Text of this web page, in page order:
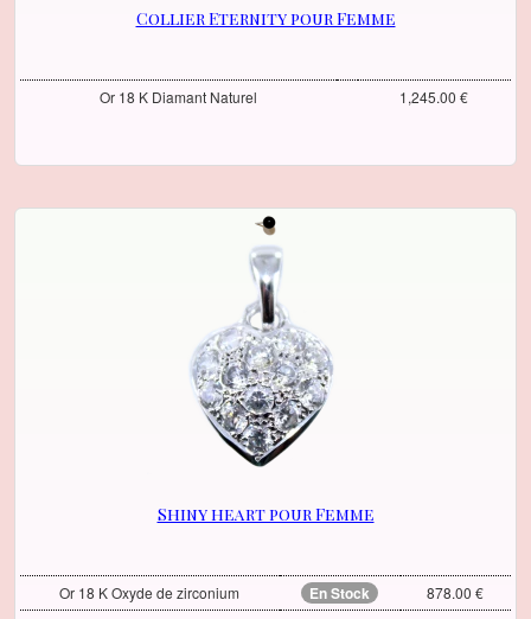
Collier Eternity pour Femme
Or 18 K Diamant Naturel 1,245.00 €
Shiny heart pour Femme
Or 18 K Oxyde de zirconium En Stock
878.00 €